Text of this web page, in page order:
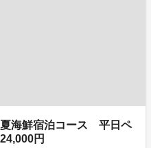
夏海鮮宿泊コース 平日ペ
円